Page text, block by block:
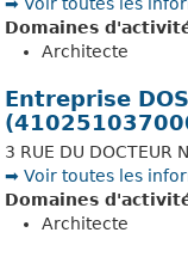
➡️ Voir toutes les
Domaines
Architecte
Entreprise
3 RUE DU DOCTEUR
➡️ Voir toutes les
Domaines
Architecte